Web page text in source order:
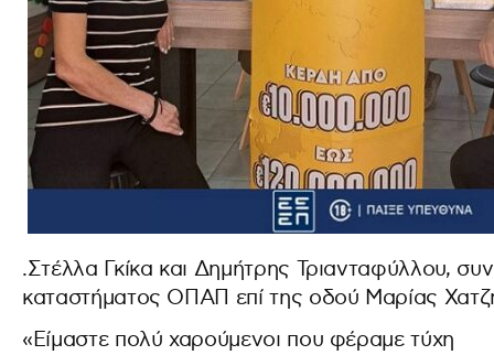
.Στέλλα Γκίκα και Δημήτρης Τριανταφύλλου,
καταστήματος ΟΠΑΠ επί της οδού Μαρίας
«Είμαστε πολύ χαρούμενοι που φέραμε τύχη